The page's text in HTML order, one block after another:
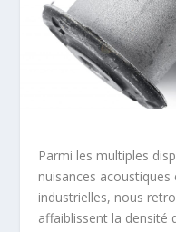
Parmi les multiples
nuisances
industrielles, nous
affaiblissent la densité